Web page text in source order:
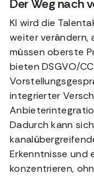
Der Weg nach
KI wird die
weiter verändern,
müssen oberste
bieten DSGVO/
integrierter
Dadurch kann
Erkenntnisse und
konzentrieren,